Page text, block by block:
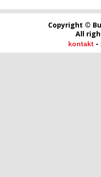
Copyright ©
All
kontakt-